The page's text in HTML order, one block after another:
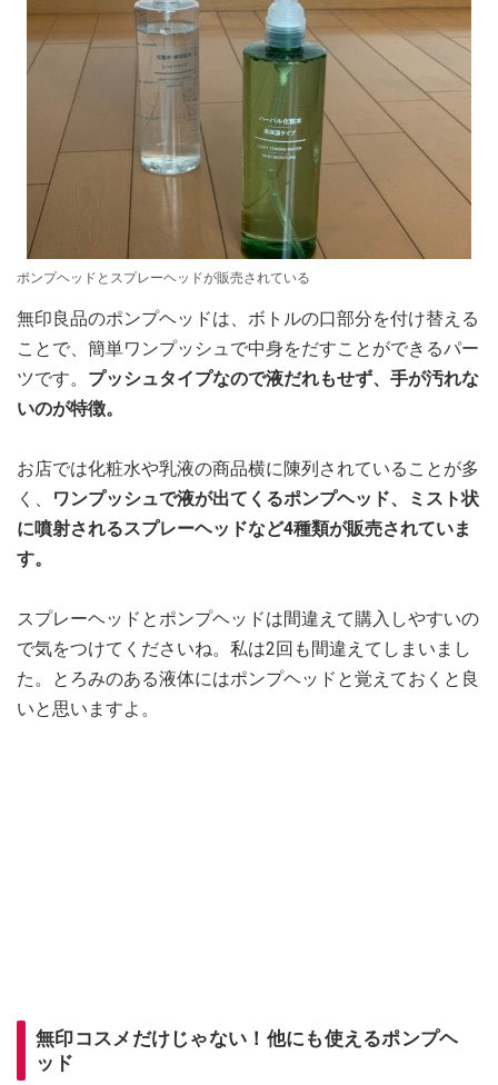
ポンプヘッドとスプレーヘッドが販売されている
無印良品のポンプヘッドは、ボトルの口部分を付け替える
ことで、簡単ワンプッシュで中身をだすことができるパー
ツです。 プッシュタイプなので液だれもせず、手が汚れな
いのが特徴。
お店では化粧水や乳液の商品横に陳列されていることが多
く、
ワンプッシュで液が出てくるポンプヘッド、ミスト状
に噴射されるスプレーヘッドなど4種類が販売されていま
す。
スプレーヘッドとポンプヘッドは間違えて購入しやすいの
で気をつけてくださいね。私は2回も間違えてしまいまし
た。とろみのある液体にはポンプヘッドと覚えておくと良
いと思いますよ。
無印コスメだけじゃない！他にも使えるポンプヘ
ッド